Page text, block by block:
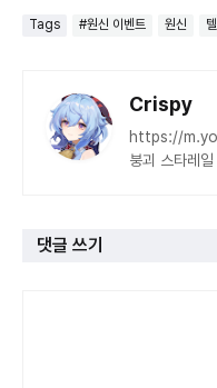
Tags #원신 이벤트 원신
Crispy
https://
붕괴 스타레
댓글 쓰기